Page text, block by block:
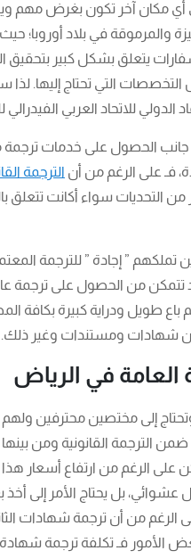
أي مكان آخر تكون بغرض مهم
والمرموقة في بلاد أوروبا؛
يتعلق بشكل كبير بتحقيق
التي تحتاج إليها. لذا
الدولي للاتحاد العربي الفيدرالي
جانب الحصول على خدمات
فـ على الرغم من أن الترجمة
من التحديات سواء أكانت تتعلق
تملكهم ” إجادة ” للترجمة
تتمكن من الحصول على ترجمة
طويل ودراية كبيرة بكافة
من شهادات ومستندات وغير ذلك.
العامة في الرياض
إلى مختصين محترفين ولهم
الترجمة القانونية ومن
على الرغم من ارتفاع أسعار
عشوائي، بل يحتاج الأمر إلى
من أن ترجمة شهادات
الأمور فـ تكلفة ترجمة